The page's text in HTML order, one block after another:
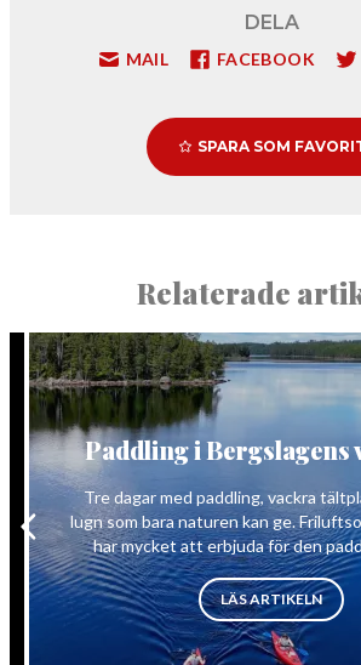
DELA
MAIL FACEBOOK
SPARA SOM
Relaterade
Paddling i Bergslagens
Tre dagar med paddling, vackra
lugn som bara naturen kan ge.
har mycket att erbjuda för den
LÄS ARTIKELN